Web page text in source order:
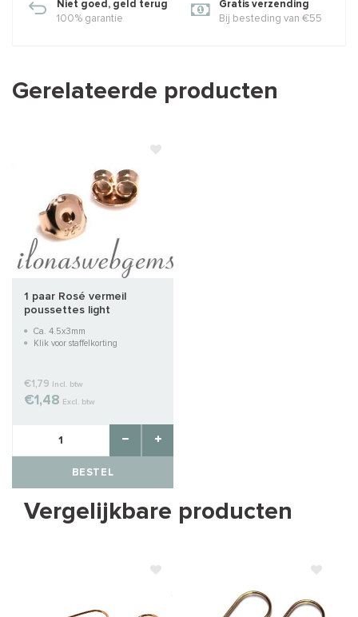
Niet goed, geld terug
100% garantie
Gratis verzending
Bij besteding van €55
Gerelateerde producten
1 paar Rosé vermeil
poussettes light
Ca. 4.5x3mm
Klik voor staffelkorting
€1,79 Incl. btw
€1,48 Excl. btw
BESTEL
Vergelijkbare producten